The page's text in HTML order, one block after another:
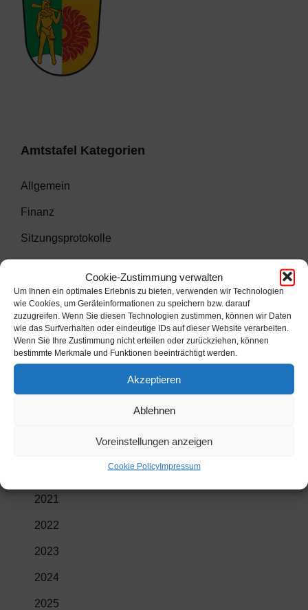
Cookie-Zustimmung verwalten
Um Ihnen ein optimales Erlebnis zu bieten, verwenden wir Technologien
wie Cookies, um Geräteinformationen zu speichern bzw. darauf
zuzugreifen. Wenn Sie diesen Technologien zustimmen, können wir Daten
wie das Surfverhalten oder eindeutige IDs auf dieser Website verarbeiten.
Wenn Sie Ihre Zustimmung nicht erteilen oder zurückziehen, können
bestimmte Merkmale und Funktionen beeinträchtigt werden.
Akzeptieren
Ablehnen
Voreinstellungen anzeigen
Cookie PolicyImpressum
Amtstafel Kategorien
Allgemein
Finanz
Sitzungsprotokolle
2013
2014
2015
2017
2021
2022
2023
2024
2025